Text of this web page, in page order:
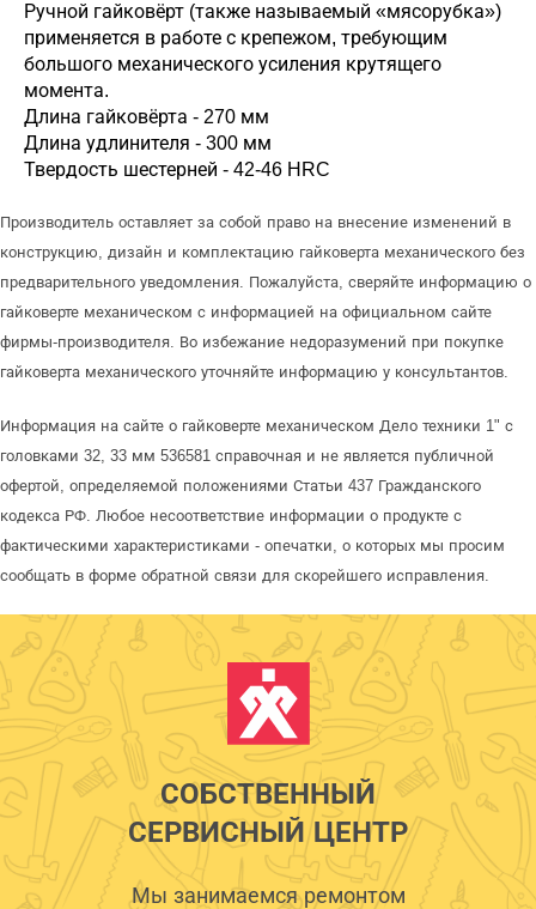
Ручной гайковёрт (также называемый «мясорубка»)
применяется в работе с крепежом, требующим
большого механического усиления крутящего
момента.
Длина гайковёрта - 270 мм
Длина удлинителя - 300 мм
Твердость шестерней - 42-46 HRC
Производитель оставляет за собой право на внесение изменений в
конструкцию, дизайн и комплектацию гайковерта механического без
предварительного уведомления. Пожалуйста, сверяйте информацию о
гайковерте механическом с информацией на официальном сайте
фирмы-производителя. Во избежание недоразумений при покупке
гайковерта механического уточняйте информацию у консультантов.
Информация на сайте о гайковерте механическом Дело техники 1" с
головками 32, 33 мм 536581 справочная и не является публичной
офертой, определяемой положениями Статьи 437 Гражданского
кодекса РФ. Любое несоответствие информации о продукте с
фактическими характеристиками - опечатки, о которых мы просим
сообщать в форме обратной связи для скорейшего исправления.
СОБСТВЕННЫЙ
СЕРВИСНЫЙ ЦЕНТР
Мы занимаемся ремонтом